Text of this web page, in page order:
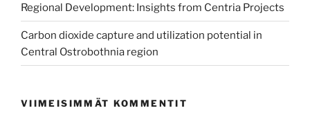
Regional Development: Insights from Centria Projects
Carbon dioxide capture and utilization potential in
Central Ostrobothnia region
VIIMEISIMMÄT KOMMENTIT